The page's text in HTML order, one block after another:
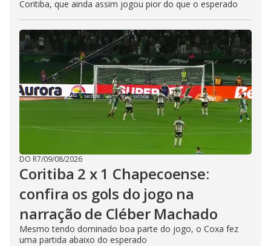
Coritiba, que ainda assim jogou pior do que o esperado
DO R7/09/08/2026
Coritiba 2 x 1 Chapecoense:
confira os gols do jogo na
narração de Cléber Machado
Mesmo tendo dominado boa parte do jogo, o Coxa fez
uma partida abaixo do esperado